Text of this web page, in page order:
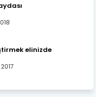
elinizde